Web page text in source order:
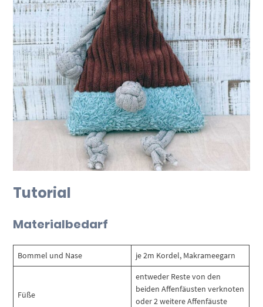
Tutorial
Materialbedarf
Bommel und Nase je 2m Kordel, Makrameegarn
Füße
entweder Reste von den
beiden Affenfäusten verknoten
oder 2 weitere Affenfäuste